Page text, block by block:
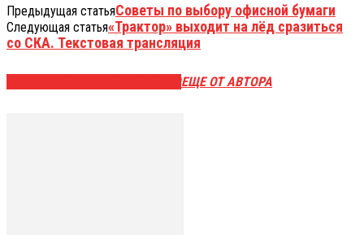
Предыдущая статьяСоветы по выбору офисной бумаги
Следующая статья«Трактор» выходит на лёд сразиться
со СКА. Текстовая трансляция
ЕЩЕ ОТ АВТОРА